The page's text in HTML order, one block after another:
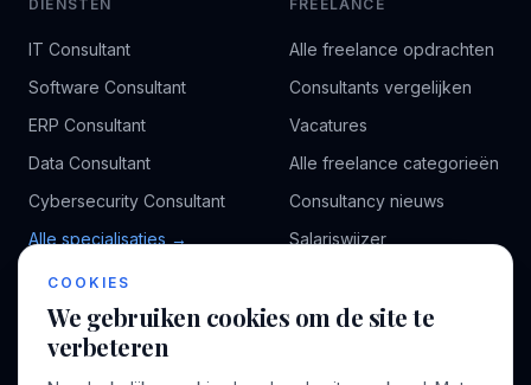
DIENSTEN
IT Consultant
Software Consultant
ERP Consultant
Data Consultant
Cybersecurity Consultant
Alle specialisaties →
FREELANCE
Alle freelance opdrachten
Consultants vergelijken
Vacatures
Alle freelance categorieën
Consultancy nieuws
Salariswijzer
BEDRIJF
COOKIES
We gebruiken cookies om de site te
verbeteren